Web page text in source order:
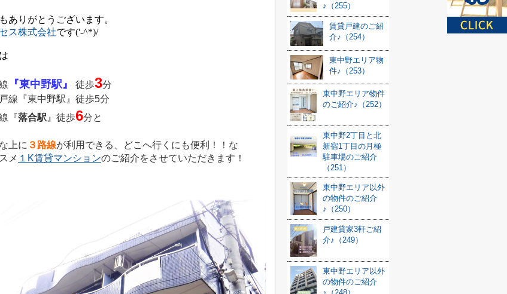
ありがとうございます。
ス株式会社です('-^*)/
『東中野駅』 徒歩3分
線『東中野駅』徒歩5分
『落合駅 』徒歩6分と
上に ３路線が利用できる、
どこへ行くにも便利！！な
メ １K賃貸マンションのご紹介をさせていただきます！
♪（255）
賃貸戸建のご紹
介♪（254）
東中野エリア物
件♪（253）
東中野エリア物件
のご紹介♪（252）
東中野2丁目と北
新宿1丁目の月極
駐車場のご紹介
（251）
東中野エリア以外
の物件のご紹介
♪（250）
戸建貸家3軒ご紹
介♪（249）
東中野エリア以外
の物件のご紹介